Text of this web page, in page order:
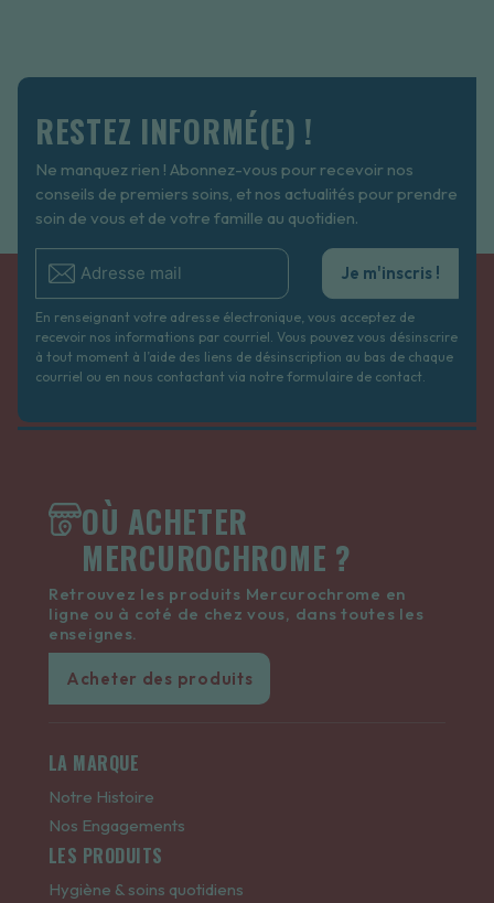
RESTEZ INFORMÉ(E) !
Ne manquez rien ! Abonnez-vous pour recevoir nos
conseils de premiers soins, et nos actualités pour prendre
soin de vous et de votre famille au quotidien.
Je m'inscris !
En renseignant votre adresse électronique, vous acceptez de
recevoir nos informations par courriel. Vous pouvez vous désinscrire
à tout moment à l’aide des liens de désinscription au bas de chaque
courriel ou en nous contactant via notre formulaire de contact.
OÙ ACHETER
MERCUROCHROME ?
Retrouvez les produits Mercurochrome en
ligne ou à coté de chez vous, dans toutes les
enseignes.
Acheter des produits
LA MARQUE
Notre Histoire
Nos Engagements
LES PRODUITS
Hygiène & soins quotidiens